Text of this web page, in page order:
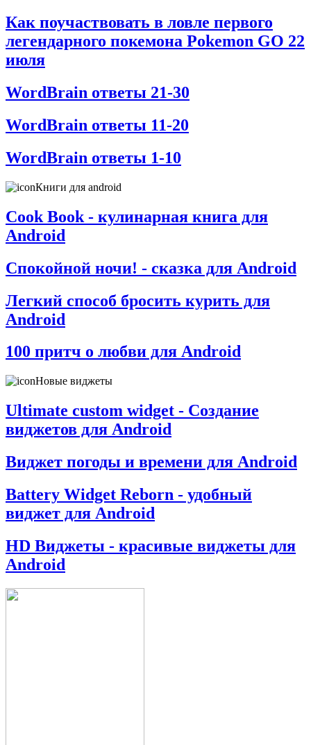
Как поучаствовать в ловле первого
легендарного покемона Pokemon GO 22
июля
WordBrain ответы 21-30
WordBrain ответы 11-20
WordBrain ответы 1-10
Книги для android
Cook Book - кулинарная книга для
Android
Спокойной ночи! - сказка для Android
Легкий способ бросить курить для
Android
100 притч о любви для Android
Новые виджеты
Ultimate custom widget - Создание
виджетов для Android
Виджет погоды и времени для Android
Battery Widget Reborn - удобный
виджет для Android
HD Виджеты - красивые виджеты для
Android